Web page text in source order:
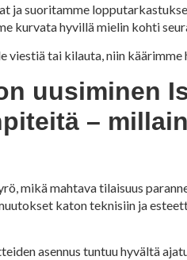
ja suoritamme
kurvata hyvillä mielin kohti
viestiä tai kilauta, niin
uusiminen
–
mikä mahtava tilaisuus
katon teknisiin ja
asennus tuntuu hyvältä